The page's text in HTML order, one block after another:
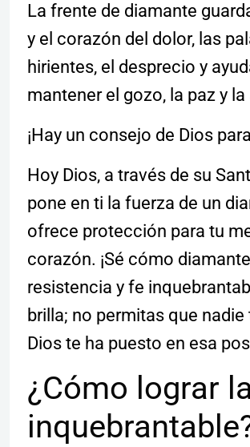
La frente de diamante
y el corazón del dolor, las
hirientes, el desprecio y
mantener el gozo, la paz y la
¡Hay un consejo de Dios
Hoy Dios, a través de su
pone en ti la fuerza de un
ofrece protección para tu
corazón. ¡Sé cómo
resistencia y fe
brilla; no permitas que nadie
Dios te ha puesto en esa
¿Cómo lograr